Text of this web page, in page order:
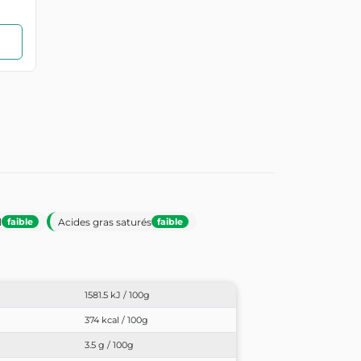
faible Acides gras saturés faible
1581.5 kJ / 100g
374 kcal / 100g
3.5 g / 100g